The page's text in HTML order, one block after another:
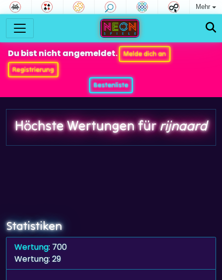
Mehr
Du bist nicht angemeldet.
Melde dich an
Registrierung
Bestenliste
Höchste Wertungen fürrijnaard
Statistiken
Wertung: 700
Wertung: 29